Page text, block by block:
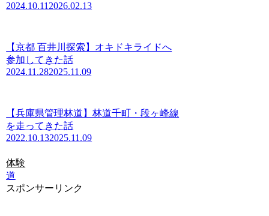
2024.10.11 2026.02.13
【京都 百井川探索】オキドキライドへ
参加してきた話
2024.11.282025.11.09
【兵庫県管理林道】林道千町・段ヶ峰線
を走ってきた話
2022.10.132025.11.09
体験
道
スポンサーリンク